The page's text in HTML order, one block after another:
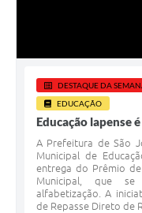
DESTAQUE DA
EDUCAÇÃO
Educação lapense
A Prefeitura de São
Municipal de
entrega do Prêmio de
Municipal, que
alfabetização. A
de Repasse Direto de